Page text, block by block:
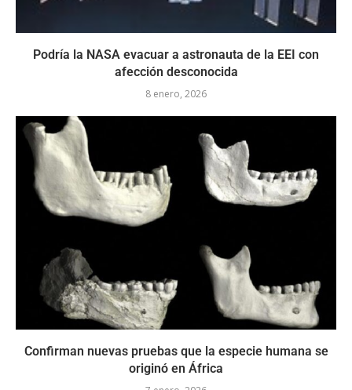
Podría la NASA evacuar a astronauta de la EEI con
afección desconocida
8 enero, 2026
Confirman nuevas pruebas que la especie humana se
originó en África